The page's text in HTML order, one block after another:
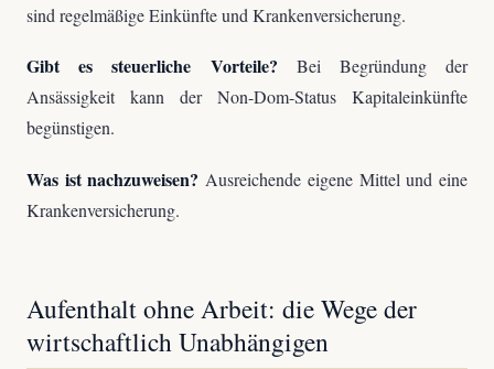
sind regelmäßige Einkünfte und Krankenversicherung.
Gibt es steuerliche Vorteile? Bei Begründung der
Ansässigkeit kann der Non-Dom-Status Kapitaleinkünfte
begünstigen.
Was ist nachzuweisen? Ausreichende eigene Mittel und eine
Krankenversicherung.
Aufenthalt ohne Arbeit: die Wege der
wirtschaftlich Unabhängigen